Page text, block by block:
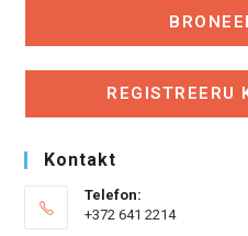
REGISTREERU
Kontakt
Telefon:
+372 641 2214